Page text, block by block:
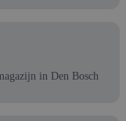
in Den Bosch